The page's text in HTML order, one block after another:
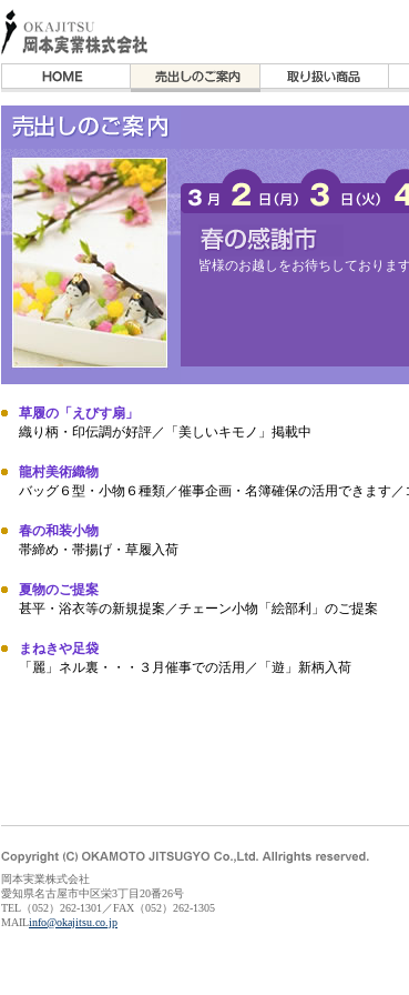
皆様のお越しをお待ちしております
草履の「えびす扇」
織り柄・印伝調が好評／「美しいキモノ」掲載中
龍村美術織物
バッグ６型・小物６種類／催事企画・名簿確保の活用できます
春の和装小物
帯締め・帯揚げ・草履入荷
夏物のご提案
甚平・浴衣等の新規提案／チェーン小物「絵部利」のご提案
まねきや足袋
「麗」ネル裏・・・３月催事での活用／「遊」新柄入荷
岡本実業株式会社
愛知県名古屋市中区栄3丁目20番26号
TEL（052）262-1301／FAX（052）262-1305
MAILinfo@okajitsu.co.jp